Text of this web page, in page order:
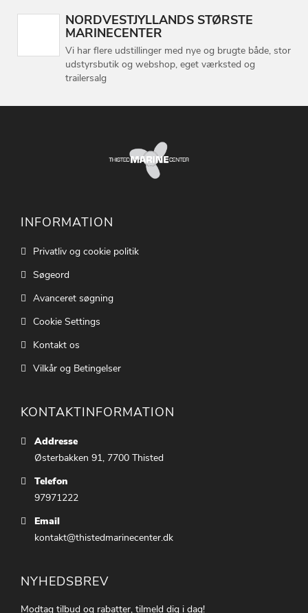
NORDVESTJYLLANDS STØRSTE
MARINECENTER
Vi har flere udstillinger med nye og brugte både, stor
udstyrsbutik og webshop, eget værksted og
trailersalg
INFORMATION
Privatliv og cookie politik
Søgeord
Avanceret søgning
Cookie Settings
Kontakt os
Vilkår og Betingelser
KONTAKTINFORMATION
Addresse
Østerbakken 91, 7700 Thisted
Telefon
97971222
Email
kontakt@thistedmarinecenter.dk
NYHEDSBREV
Modtag tilbud og rabatter, tilmeld dig i dag!